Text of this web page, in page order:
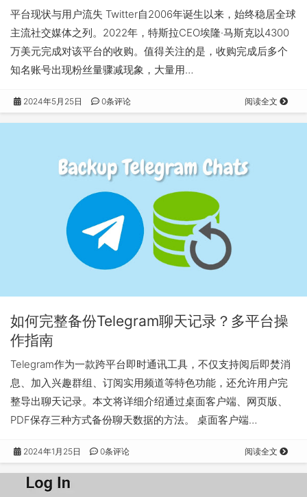
平台现状与用户流失 Twitter自2006年诞生以来，始终稳居全球
主流社交媒体之列。2022年，特斯拉CEO埃隆·马斯克以4300
万美元完成对该平台的收购。值得关注的是，收购完成后多个
知名账号出现粉丝量骤减现象，大量用…
2024年5月25日 0条评论 阅读全文
如何完整备份Telegram聊天记录？多平台操
作指南
Telegram作为一款跨平台即时通讯工具，不仅支持阅后即焚消
息、加入兴趣群组、订阅实用频道等特色功能，还允许用户完
整导出聊天记录。本文将详细介绍通过桌面客户端、网页版、
PDF保存三种方式备份聊天数据的方法。 桌面客户端…
2024年1月25日 0条评论 阅读全文